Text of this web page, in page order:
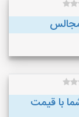
مجالس
با قیمت